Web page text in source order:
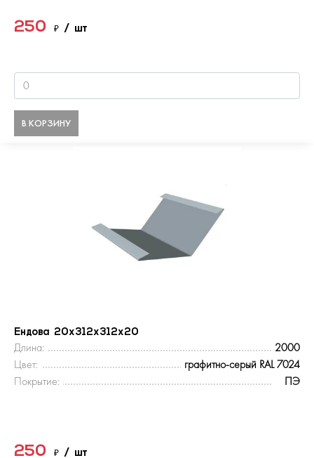
250 ₽ / шт
В КОРЗИНУ
Ендова 20х312х312х20
Длина:
2000
Цвет:
графитно-серый RAL 7024
Покрытие:
ПЭ
250 ₽ / шт